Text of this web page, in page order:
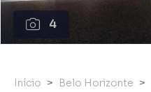
4
Início Belo Horizonte